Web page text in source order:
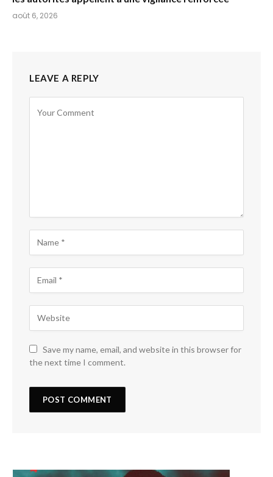
août 6, 2026
LEAVE A REPLY
Save my name, email, and website in this browser for
the next time I comment.